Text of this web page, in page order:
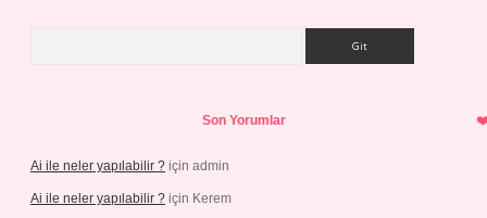
Son Yorumlar
Ai ile neler yapılabilir ? için admin
Ai ile neler yapılabilir ? için Kerem